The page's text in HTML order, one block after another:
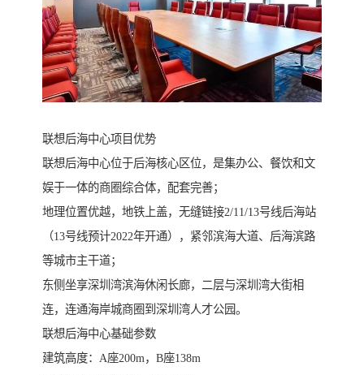
联想后海中心项目优势
联想后海中心位于后海核心区位，是集办公、餐饮和文
娱于一体的商圈综合体，配套完善；
地理位置优越，地铁上盖，无缝链接2/11/13号线后海站
（13号线预计2022年开通），紧邻滨海大道、后海滨路
等城市主干道；
东侧坐享深圳湾滨海休闲长廊，二层与深圳湾大街相
连，连通海岸城商圈到深圳湾人才公园。
联想后海中心基础参数
建筑高度：A座200m，B座138m